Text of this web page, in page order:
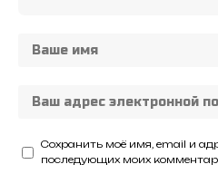
Сохранить моё имя, email и
последующих моих